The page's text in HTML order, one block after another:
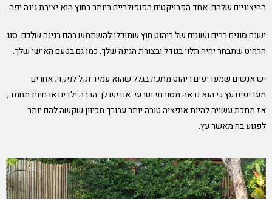
החיצוניים שלהם. אחד הפרויקטים הפופולריים ביותר בחוץ הוא יצירת גינה יפה.
ישנם סוגים רבים ושונים של ריהוט חוץ שתוכלו להשתמש בהם בגינה שלכם. סוג
הרהיט שתבחר יהיה תלוי בגודל ובצורת הגינה שלך, כמו גם בטעם האישי שלך.
יש אנשים שמעדיפים ריהוט מתכת בגלל שהוא עמיד וקל לניקוי. אחרים
מעדיפים עץ כי הוא נראה מסורתי וטבעי. אם יש לך הרבה ילדים או חיות מחמד,
אז מתכת עשויה להיות אופציה טובה יותר עבורך מכיוון שקשה להם יותר
לפגוע בה מאשר עץ.